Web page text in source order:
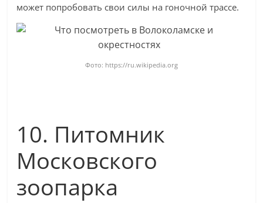
может попробовать свои силы на гоночной трассе.
Фото: https://ru.wikipedia.org
10. Питомник
Московского
зоопарка